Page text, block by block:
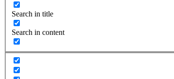
Search in title
Search in content